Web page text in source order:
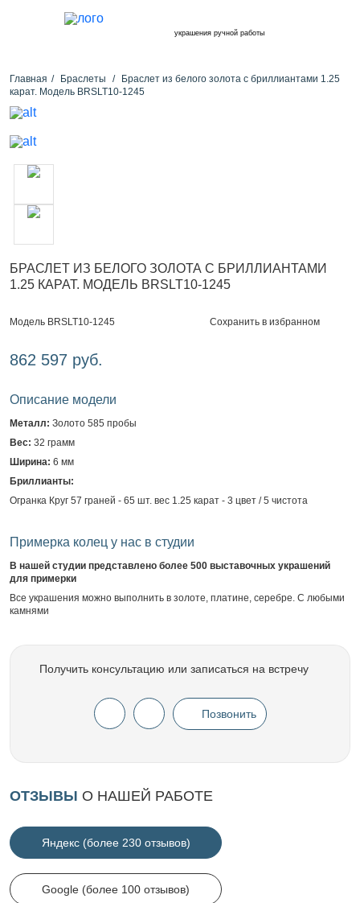
украшения ручной работы
Главная Браслеты
Браслет из белого золота с бриллиантами 1.25
карат. Модель BRSLT10-1245
БРАСЛЕТ ИЗ БЕЛОГО ЗОЛОТА С БРИЛЛИАНТАМИ
1.25 КАРАТ. МОДЕЛЬ BRSLT10-1245
Модель BRSLT10-1245 Сохранить в избранном
862 597 руб.
Описание модели
Металл: Золото 585 пробы
Вес: 32 грамм
Ширина: 6 мм
Бриллианты:
Огранка Круг 57 граней - 65 шт. вес 1.25 карат - 3 цвет / 5 чистота
Примерка колец у нас в студии
В нашей студии представлено более 500 выставочных украшений
для примерки
Все украшения можно выполнить в золоте, платине, серебре. С любыми
камнями
Получить консультацию или записаться на встречу
Позвонить
ОТЗЫВЫ О НАШЕЙ РАБОТЕ
Яндекс (более 230 отзывов)
Google (более 100 отзывов)